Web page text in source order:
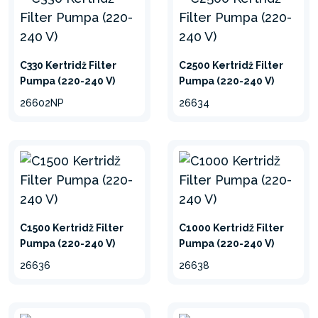
Kartuš filter pumpe
C330 Kertridž Filter
Pumpa (220-240 V)
26602NP
C2500 Kertridž Filter
Pumpa (220-240 V)
26634
C1500 Kertridž Filter
Pumpa (220-240 V)
26636
C1000 Kertridž Filter
Pumpa (220-240 V)
26638